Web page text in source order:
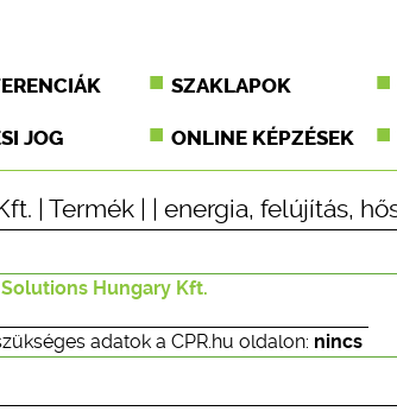
SZAKLAPOK
JOG ONLINE KÉPZÉSEK
Termék energia, felújítás,
Hungary Kft.
adatok a CPR.hu oldalon: nincs